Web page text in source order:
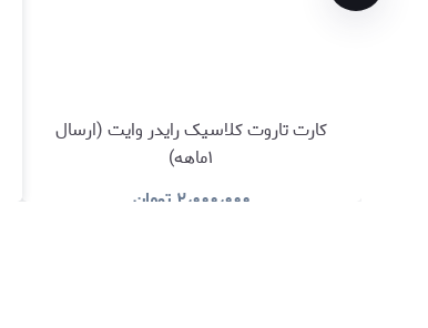
کارت تاروت کلاسیک رایدر وایت (ارسال
۱ماهه)
۲٫۰۰۰٫۰۰۰ تومان